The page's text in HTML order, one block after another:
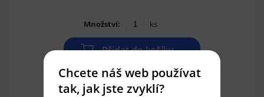
Množství: ks
Přidat do košíku
Chcete náš web používat
tak, jak jste zvyklí?